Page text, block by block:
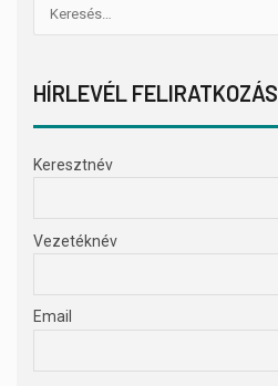
HÍRLEVÉL FELIRATKOZÁS
Keresztnév
Vezetéknév
Email